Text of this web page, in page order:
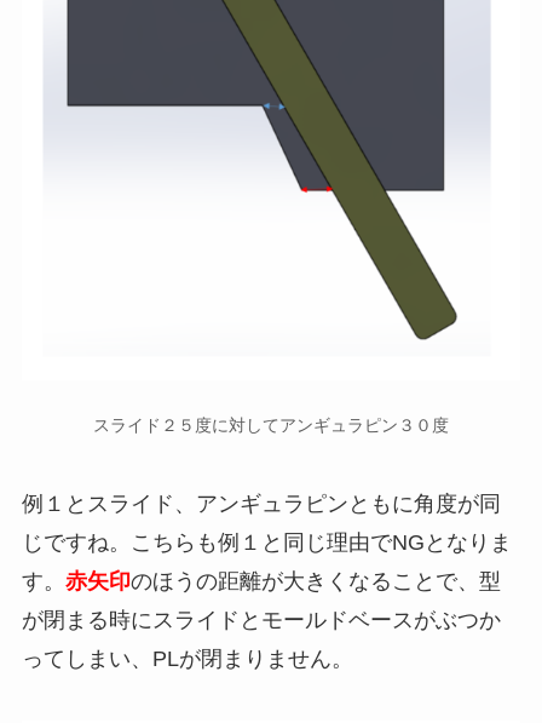
スライド２５度に対してアンギュラピン３０度
例１とスライド、アンギュラピンともに角度が同
じですね。こちらも例１と同じ理由でNGとなりま
す。 赤矢印のほうの距離が大きくなることで、型
が閉まる時にスライドとモールドベースがぶつか
ってしまい、PLが閉まりません。